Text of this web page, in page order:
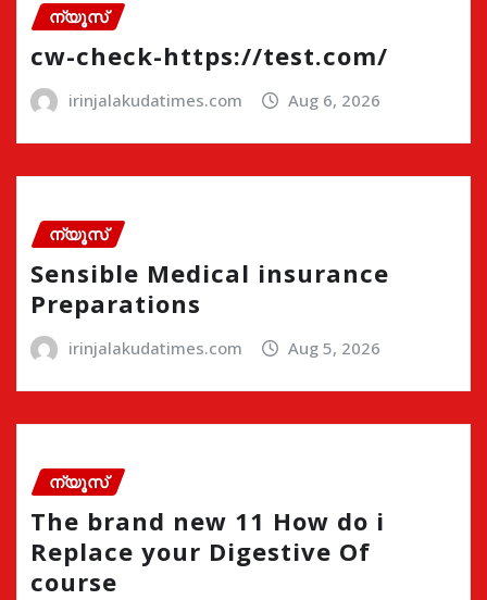
ന്യൂസ്
cw-check-https://test.com/
irinjalakudatimes.com Aug 6, 2026
ന്യൂസ്
Sensible Medical insurance
Preparations
irinjalakudatimes.com Aug 5, 2026
ന്യൂസ്
The brand new 11 How do i
Replace your Digestive Of
course